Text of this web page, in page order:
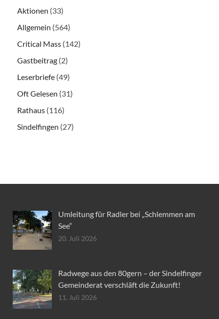
Aktionen (33)
Allgemein (564)
Critical Mass (142)
Gastbeitrag (2)
Leserbriefe (49)
Oft Gelesen (31)
Rathaus (116)
Sindelfingen (27)
Umleitung für Radler bei „Schlemmen am
See“
20. Juli 2026
Radwege aus den 80gern – der Sindelfinger
Gemeinderat verschläft die Zukunft!
11. Juli 2026